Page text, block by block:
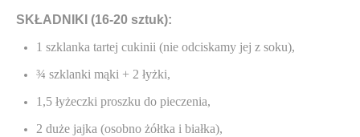
SKŁADNIKI (16-20 sztuk):
1 szklanka tartej cukinii (nie odciskamy jej z soku),
¾ szklanki mąki + 2 łyżki,
1,5 łyżeczki proszku do pieczenia,
2 duże jajka (osobno żółtka i białka),